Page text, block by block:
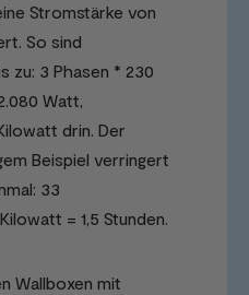
Stromstärke von
So sind
zu: 3 Phasen * 230
Watt,
drin. Der
Beispiel verringert
33
= 1,5 Stunden.
Wallboxen mit